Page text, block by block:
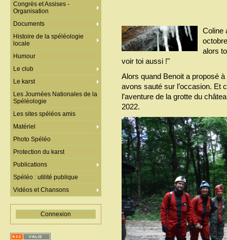
Coline
alors
voir toi aussi !"
Alors quand Benoit a proposé
avons sauté sur l’occasion. Et
l’aventure de la grotte du
2022.
Congrès et Assises -
Organisation
Documents
Histoire de la spéléologie
locale
Humour
Le club
Le karst
Les Journées Nationales de la
Spéléologie
Les sites spéléos amis
Matériel
Photo Spéléo
Protection du karst
Publications
Spéléo : utilité publique
Vidéos et Chansons
Connexion